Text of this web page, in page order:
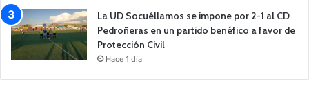
La UD Socuéllamos se impone por 2-1 al CD
Pedroñeras en un partido benéfico a favor de
Protección Civil
Hace 1 día